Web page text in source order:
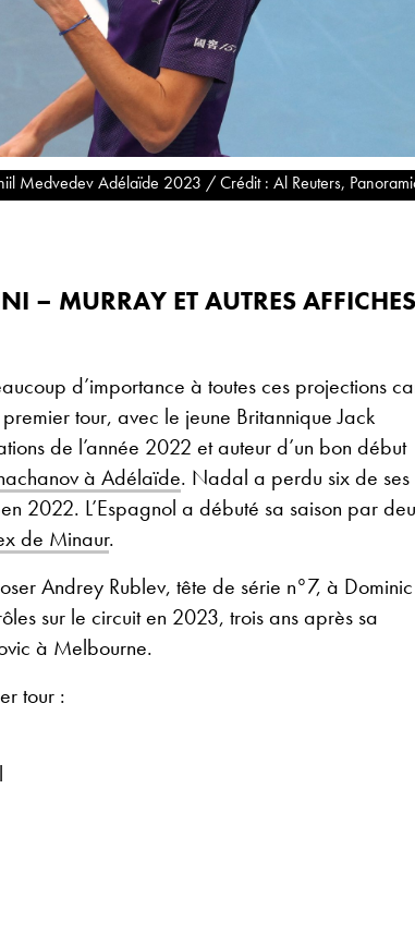
Medvedev Adélaïde 2023 / Crédit : Al Reuters,
– MURRAY ET AUTRES AFFICHES
d’importance à toutes ces projections
tour, avec le jeune Britannique Jack
de l’année 2022 et auteur d’un bon début
à Adélaïde. Nadal a perdu six de ses
2022. L’Espagnol a débuté sa saison par
de Minaur.
Andrey Rublev, tête de série n°7, à Dominic
sur le circuit en 2023, trois ans après sa
à Melbourne.
tour :